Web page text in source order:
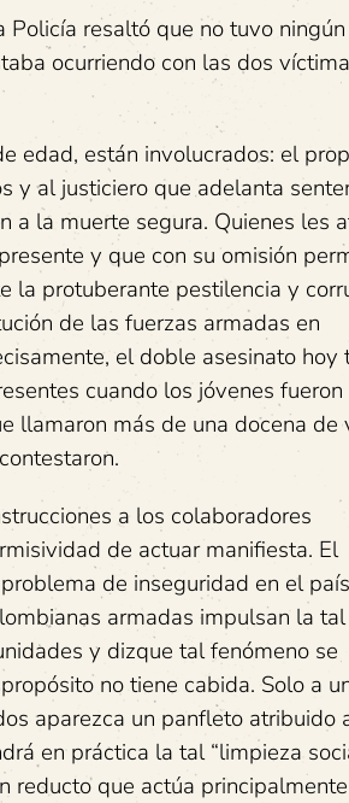
resaltó que no tuvo ningún
ocurriendo con las dos
edad, están involucrados: el
y al justiciero que adelanta
la muerte segura. Quienes les
y que con su omisión
la protuberante pestilencia y
de las fuerzas armadas en
el doble asesinato hoy
cuando los jóvenes fueron
llamaron más de una docena de
a los colaboradores
de actuar manifiesta. El
de inseguridad en el
armadas impulsan la tal
y dizque tal fenómeno se
no tiene cabida. Solo a
aparezca un panfleto atribuido
en práctica la tal “limpieza
reducto que actúa